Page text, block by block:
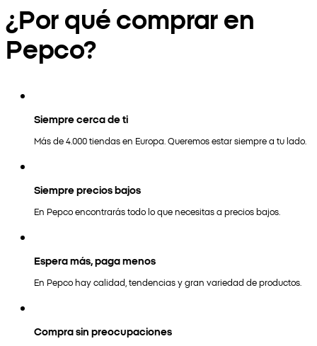
¿Por qué comprar en
Pepco?
Siempre cerca de ti
Más de 4.000 tiendas en Europa. Queremos estar siempre a tu lado.
Siempre precios bajos
En Pepco encontrarás todo lo que necesitas a precios bajos.
Espera más, paga menos
En Pepco hay calidad, tendencias y gran variedad de productos.
Compra sin preocupaciones